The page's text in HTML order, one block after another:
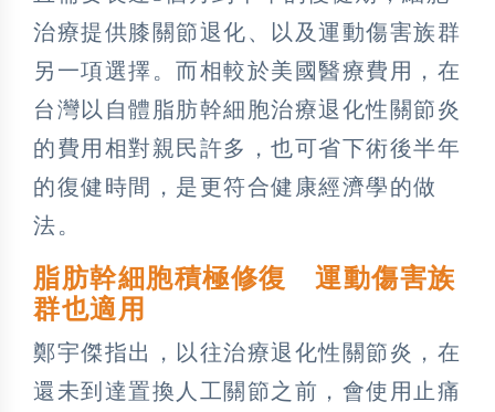
治療提供膝關節退化、以及運動傷害族群
另一項選擇。而相較於美國醫療費用，在
台灣以自體脂肪幹細胞治療退化性關節炎
的費用相對親民許多，也可省下術後半年
的復健時間，是更符合健康經濟學的做
法。
脂肪幹細胞積極修復 運動傷害族
群也適用
鄭宇傑指出，以往治療退化性關節炎，在
還未到達置換人工關節之前，會使用止痛